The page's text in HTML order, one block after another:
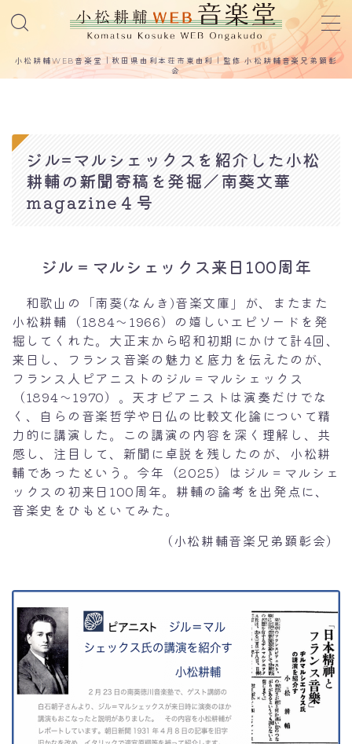
小松耕輔WEB音楽堂｜秋田県由利本荘市東由利｜監修 小松耕輔音楽兄弟顕彰
会
MENU
作曲作品／著作
歌曲
童謡
小松耕輔 著作
関連論文
小松耕輔研究～末弟の小松清研究ノートを添え
て
小松耕輔の業績
祖父・小松耕輔
小松耕輔の時代と人脈
『第九』の本邦初演と小松耕輔
小松耕輔 百花繚乱の音楽
角館高校の校歌と小松耕輔
年譜
小松音楽兄弟
兄弟作品
兄弟著作
ジル=マルシェックスを紹介した小松
耕輔の新聞寄稿を発掘／南葵文華
magazine４号
ジル＝マルシェックス来日100周年
和歌山の「南葵(なんき)音楽文庫」が、またまた
小松耕輔（1884～1966）の嬉しいエピソードを発
掘してくれた。大正末から昭和初期にかけて計4回、
来日し、フランス音楽の魅力と底力を伝えたのが、
フランス人ピアニストのジル＝マルシェックス
（1894～1970）。天才ピアニストは演奏だけでな
く、自らの音楽哲学や日仏の比較文化論について精
力的に講演した。この講演の内容を深く理解し、共
感し、注目して、新聞に卓説を残したのが、小松耕
輔であったという。今年（2025）はジル＝マルシェ
ックスの初来日100周年。耕輔の論考を出発点に、
音楽史をひもといてみた。
（小松耕輔音楽兄弟顕彰会）